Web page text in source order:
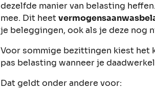
dezelfde manier van belasting
mee. Dit heet
je beleggingen, ook als je deze nog
Voor sommige bezittingen kiest het
pas belasting wanneer je
Dat geldt onder andere voor: